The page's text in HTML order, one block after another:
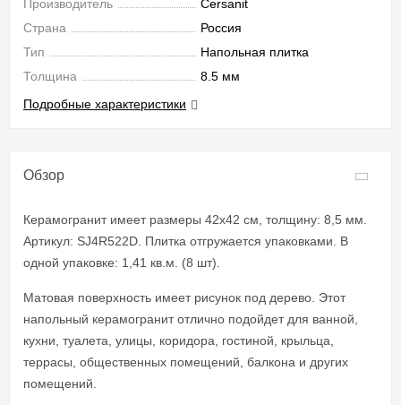
Производитель
Cersanit
Страна
Россия
Тип
Напольная плитка
Толщина
8.5 мм
Подробные характеристики
Обзор
Керамогранит имеет размеры 42x42 см, толщину: 8,5 мм.
Артикул: SJ4R522D. Плитка отгружается упаковками. В
одной упаковке: 1,41 кв.м. (8 шт).
Матовая поверхность имеет рисунок под дерево. Этот
напольный керамогранит отлично подойдет для ванной,
кухни, туалета, улицы, коридора, гостиной, крыльца,
террасы, общественных помещений, балкона и других
помещений.